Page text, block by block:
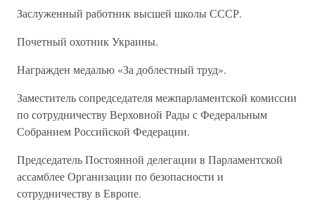
Заслуженный работник высшей школы СССР.
Почетный охотник Украины.
Награжден медалью «За доблестный труд».
Заместитель сопредседателя межпарламентской комиссии
по сотрудничеству Верховной Рады с Федеральным
Собранием Российской Федерации.
Председатель Постоянной делегации в Парламентской
ассамблее Организации по безопасности и
сотрудничеству в Европе.